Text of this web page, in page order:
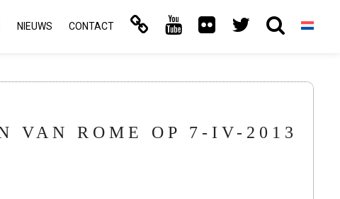
NIEUWS CONTACT
VAN ROME OP 7-IV-2013